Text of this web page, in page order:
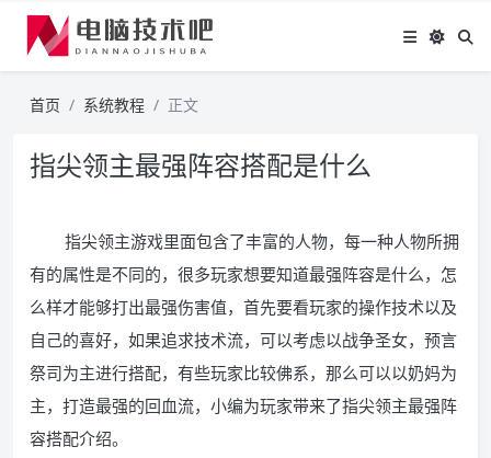
首页 系统教程 正文
指尖领主最强阵容搭配是什么
指尖领主游戏里面包含了丰富的人物，每一种人物所拥
有的属性是不同的，很多玩家想要知道最强阵容是什么，怎
么样才能够打出最强伤害值，首先要看玩家的操作技术以及
自己的喜好，如果追求技术流，可以考虑以战争圣女，预言
祭司为主进行搭配，有些玩家比较佛系，那么可以以奶妈为
主，打造最强的回血流，小编为玩家带来了指尖领主最强阵
容搭配介绍。